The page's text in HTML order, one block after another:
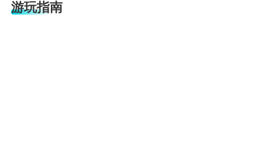
游玩指南